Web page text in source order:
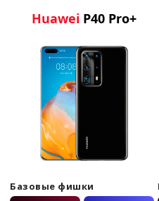
Huawei P40 Pro+
Базовые фишки